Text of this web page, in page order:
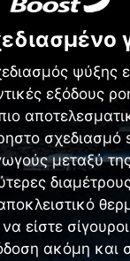
ψύξης
εξόδους
μεταξύ
είστε
ακόμη και